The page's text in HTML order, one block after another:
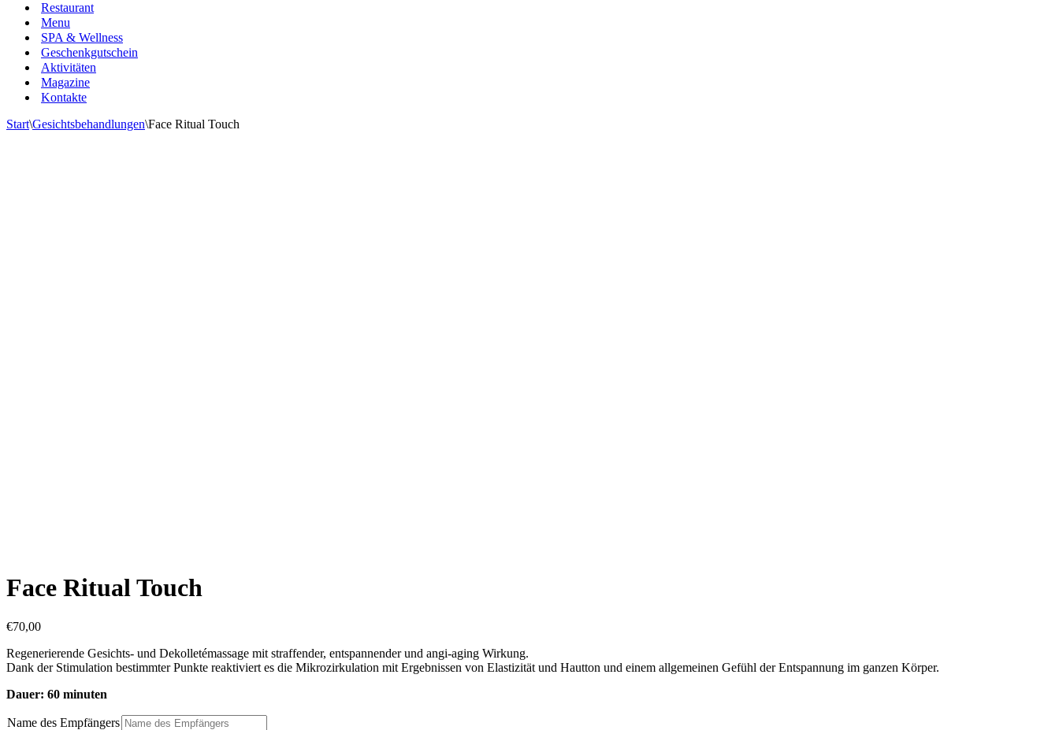
Restaurant
Menu
SPA & Wellness
Geschenkgutschein
Aktivitäten
Magazine
Kontakte
Start\Gesichtsbehandlungen\Face Ritual Touch
Face Ritual Touch
€70,00
Regenerierende Gesichts- und Dekolletémassage mit straffender, entspannender und angi-aging Wirkung.
Dank der Stimulation bestimmter Punkte reaktiviert es die Mikrozirkulation mit Ergebnissen von Elastizität und Hautton und einem allgemeinen Gefühl der Entspannung im ganzen Körper.
Dauer: 60 minuten
Name des Empfängers